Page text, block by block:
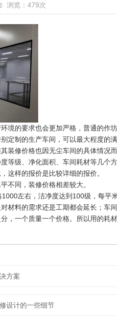
浏览：479次
境的要求也会更加严格，普通的
定制的生产车间，可以最大程度的
装修价格也因无尘车间的具体情况
等级、净化面积、车间耗材等几
这样的报价是比较详细的报价。
不同，装修价格相差较大。
左右，洁净度达到100级，每
材料的需求还是工期都会延长；车
，一个质量一个价格。所以用的耗
方案
设计的一些细节